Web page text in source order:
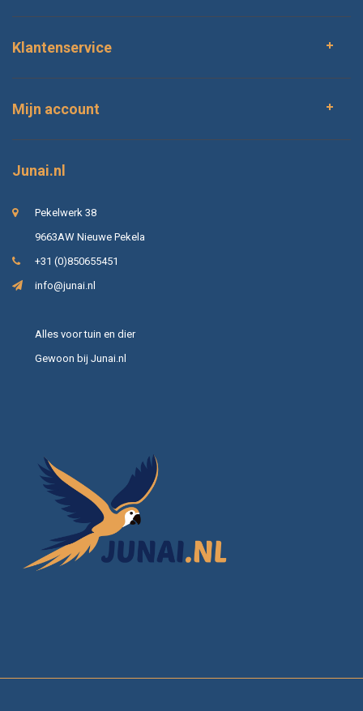
Klantenservice
Mijn account
Junai.nl
Pekelwerk 38
9663AW Nieuwe Pekela
+31 (0)850655451
info@junai.nl
Alles voor tuin en dier
Gewoon bij Junai.nl